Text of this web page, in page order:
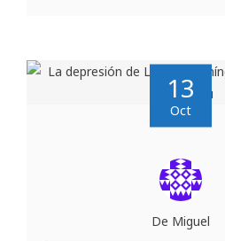
13
Oct
De Miguel